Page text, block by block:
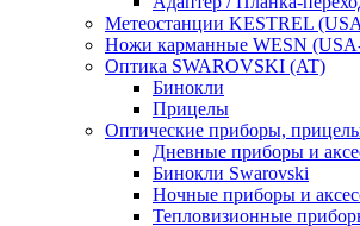
Метеостанции KESTREL
Ножи карманные WESN
Оптика SWAROVSKI (AT)
Бинокли
Прицелы
Оптические приборы,
Дневные приборы и
Бинокли Swarovski
Ночные приборы и
Тепловизионные